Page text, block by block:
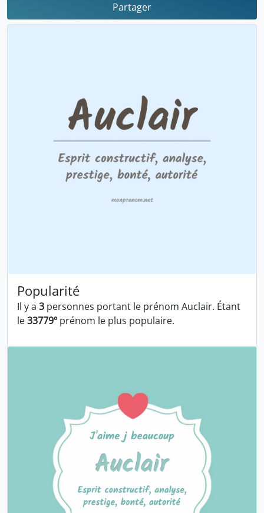
Partager
Popularité
Il y a 3 personnes portant le prénom Auclair. Étant
le33779º prénom le plus populaire.